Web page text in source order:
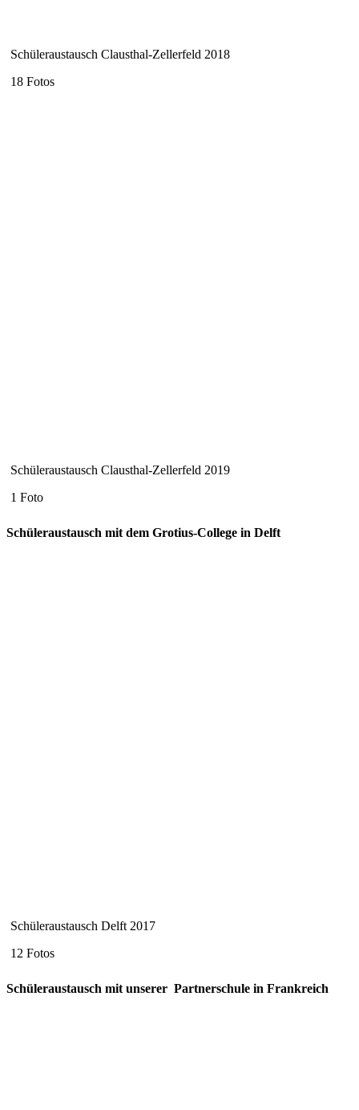
Schüleraustausch Clausthal-Zellerfeld 2018
18 Fotos
Schüleraustausch Clausthal-Zellerfeld 2019
1 Foto
Schüleraustausch mit dem Grotius-College in Delft
Schüleraustausch Delft 2017
12 Fotos
Schüleraustausch mit unserer Partnerschule in Frankreich